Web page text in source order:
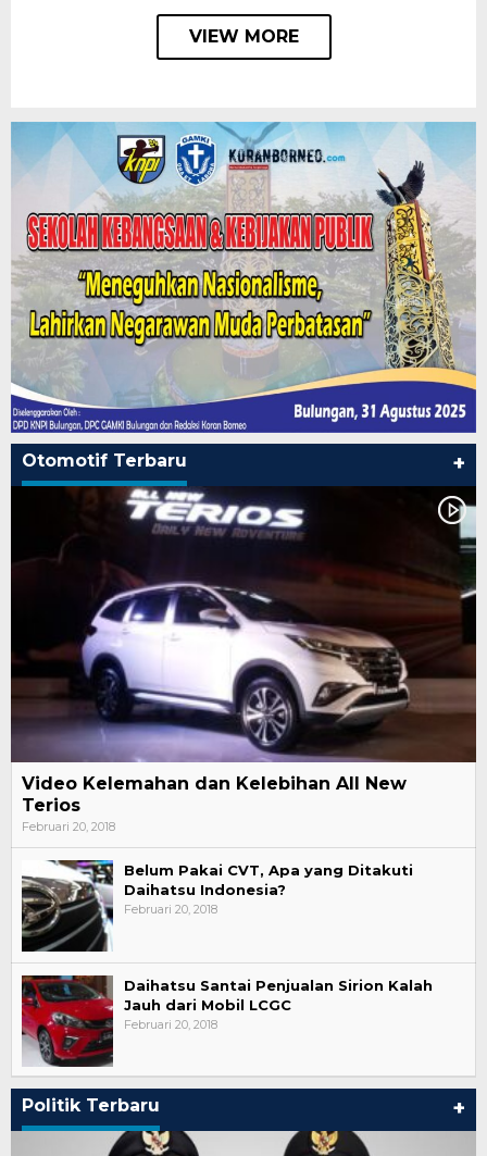
VIEW MORE
Otomotif Terbaru +
Video Kelemahan dan Kelebihan All New
Terios
Februari 20, 2018
Belum Pakai CVT, Apa yang Ditakuti
Daihatsu Indonesia?
Februari 20, 2018
Daihatsu Santai Penjualan Sirion Kalah
Jauh dari Mobil LCGC
Februari 20, 2018
Politik Terbaru +